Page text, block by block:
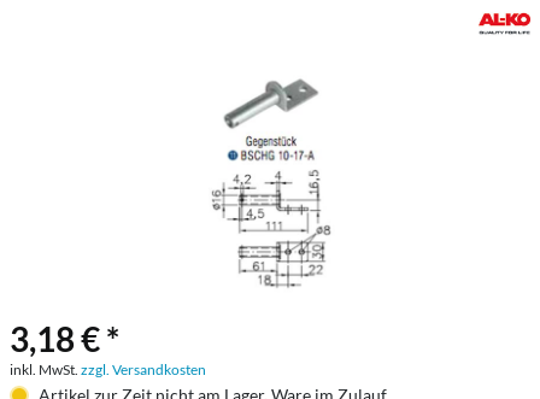
3,18 € *
inkl. MwSt. zzgl. Versandkosten
Artikel zur Zeit nicht am Lager. Ware im Zulauf